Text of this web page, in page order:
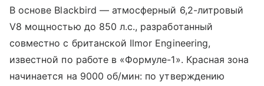
В основе Blackbird — атмосферный 6,2-литровый
V8 мощностью до 850 л.с., разработанный
совместно с британской Ilmor Engineering,
известной по работе в «Формуле-1». Красная зона
начинается на 9000 об/мин: по утверждению